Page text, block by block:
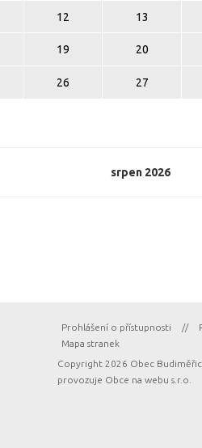
12 13
19 20
26 27
srpen 2026
Prohlášení o přístupnosti //
Mapa stranek
Copyright 2026 Obec
provozuje Obce na webu s.r.o.